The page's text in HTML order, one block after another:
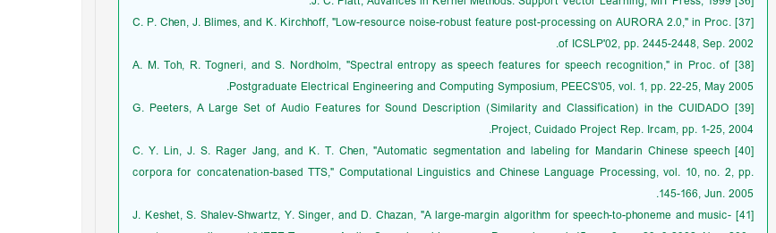
[37] C. P. Chen, J. Blimes, and K. Kirchhoff, "Low-resource noise-robust feature post-processing on AURORA 2.0," in Proc.
of ICSLP'02, pp. 2445-2448, Sep. 2002.
[38] A. M. Toh, R. Togneri, and S. Nordholm, "Spectral entropy as speech features for speech recognition," in Proc. of
Postgraduate Electrical Engineering and Computing Symposium, PEECS'05, vol. 1, pp. 22-25, May 2005.
[39] G. Peeters, A Large Set of Audio Features for Sound Description (Similarity and Classification) in the CUIDADO
Project, Cuidado Project Rep. Ircam, pp. 1-25, 2004.
[40] C. Y. Lin, J. S. Rager Jang, and K. T. Chen, "Automatic segmentation and labeling for Mandarin Chinese speech
corpora for concatenation-based TTS," Computational Linguistics and Chinese Language Processing, vol. 10, no. 2, pp.
145-166, Jun. 2005.
[41] J. Keshet, S. Shalev-Shwartz, Y. Singer, and D. Chazan, "A large-margin algorithm for speech-to-phoneme and music-